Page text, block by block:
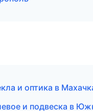
и оптика в
и подвеска в